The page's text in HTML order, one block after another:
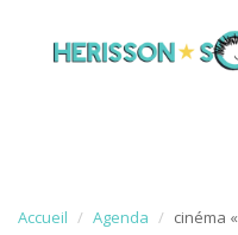
Accueil Agenda cinéma